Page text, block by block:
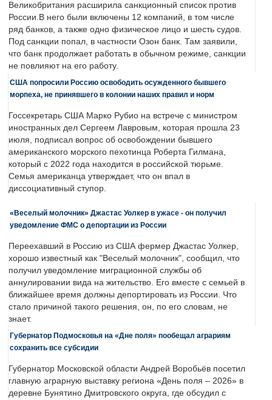
Великобритания расширила санкционный список против
России.В него были включены 12 компаний, в том числе
ряд банков, а также одно физическое лицо и шесть судов.
Под санкции попал, в частности Озон банк. Там заявили,
что банк продолжает работать в обычном режиме, санкции
не повлияют на его работу.
США попросили Россию освободить осужденного бывшего
морпеха, не принявшего в колонии наших правил и норм
Госсекретарь США Марко Рубио на встрече с министром
иностранных дел Сергеем Лавровым, которая прошла 23
июля, подписал вопрос об освобождении бывшего
американского морского пехотинца Роберта Гилмана,
который с 2022 года находится в российской тюрьме.
Семья американца утверждает, что он впал в
диссоциативный ступор.
«Веселый молочник» Джастас Уолкер в ужасе - он получил
уведомление ФМС о депортации из России
Переехавший в Россию из США фермер Джастас Уолкер,
хорошо известный как "Веселый молочник", сообщил, что
получил уведомление миграционной службы об
аннулировании вида на жительство. Его вместе с семьей в
ближайшее время должны депортировать из России. Что
стало причиной такого решения, он, по его словам, не
знает.
Губернатор Подмосковья на «Дне поля» пообещал аграриям
сохранить все субсидии
Губернатор Московской области Андрей Воробьёв посетил
главную аграрную выставку региона «День поля – 2026» в
деревне Бунятино Дмитровского округа, где обсудил с